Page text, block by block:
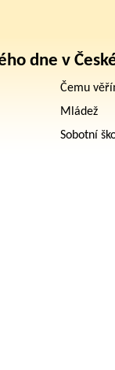
dne v
Čemu
Mládež
Sobotní